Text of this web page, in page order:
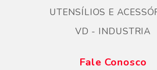
UTENSÍLIOS E
VD - INDUSTRIA
Fale Conosco